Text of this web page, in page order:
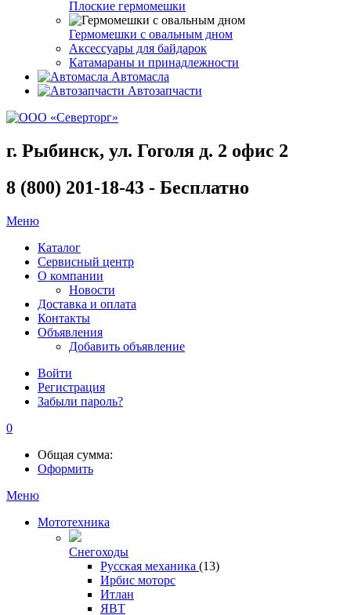
Плоские гермомешки
Гермомешки с овальным дном
Аксессуары для байдарок
Катамараны и принадлежности
Автомасла
Автозапчасти
г. Рыбинск, ул. Гоголя д. 2 офис 2
8 (800) 201-18-43 - Бесплатно
Меню
Каталог
Сервисный центр
О компании
Новости
Доставка и оплата
Контакты
Объявления
Добавить объявление
Войти
Регистрация
Забыли пароль?
0
Общая сумма:
Оформить
Меню
Мототехника
Снегоходы
Русская механика (13)
Ирбис моторс
Итлан
ЯВТ